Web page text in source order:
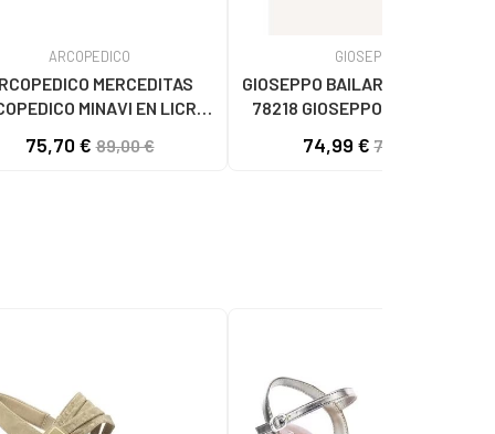
ARCOPEDICO
MERCEDITAS
MINAVI EN LICRA
75,70 €89,00 €
GIOSEPPO
GIOSEPPO BAILARINAS BUMALA
78218 GIOSEPPO BEIG CLARO
74,99 €77,95 €